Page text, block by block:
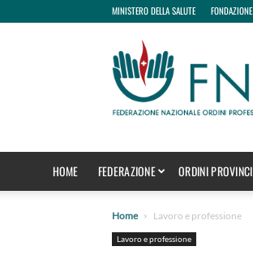
MINISTERO DELLA SALUTE
HOME FEDERAZIONE ORDINI
Home Lavoro e professione
Lavoro e professione